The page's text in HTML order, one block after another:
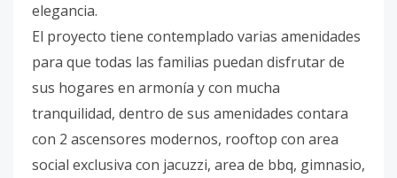
elegancia.
El proyecto tiene contemplado varias amenidades
para que todas las familias puedan disfrutar de
sus hogares en armonía y con mucha
tranquilidad, dentro de sus amenidades contara
con 2 ascensores modernos, rooftop con area
social exclusiva con jacuzzi, area de bbq, gimnasio,